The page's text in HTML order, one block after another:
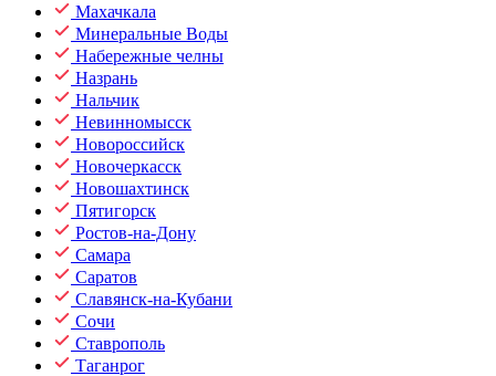
Махачкала
Минеральные Воды
Набережные челны
Назрань
Нальчик
Невинномысск
Новороссийск
Новочеркасск
Новошахтинск
Пятигорск
Ростов-на-Дону
Самара
Саратов
Славянск-на-Кубани
Сочи
Ставрополь
Таганрог